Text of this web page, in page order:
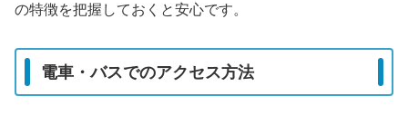
の特徴を把握しておくと安心です。
電車・バスでのアクセス方法